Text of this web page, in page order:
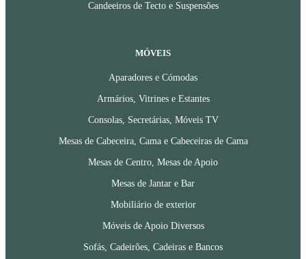
Candeeiros de Tecto e Suspensões
MÓVEIS
Aparadores e Cómodas
Armários, Vitrines e Estantes
Consolas, Secretárias, Móveis TV
Mesas de Cabeceira, Cama e Cabeceiras de Cama
Mesas de Centro, Mesas de Apoio
Mesas de Jantar e Bar
Mobiliário de exterior
Móveis de Apoio Diversos
Sofás, Cadeirões, Cadeiras e Bancos